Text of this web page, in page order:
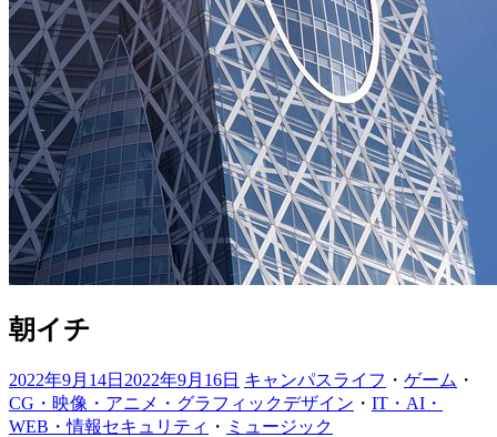
朝イチ
2022年9月14日 2022年9月16日 キャンパスライフ ・ ゲーム ・
CG・映像・アニメ・グラフィックデザイン ・ IT・AI・
WEB・情報セキュリティ ・ ミュージック